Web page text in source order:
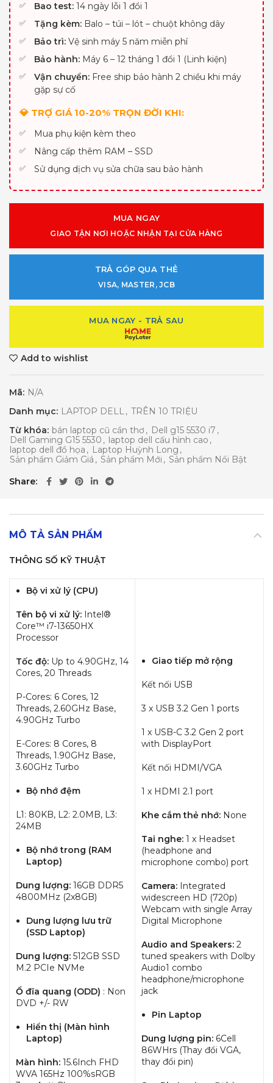
Bao test: 14 ngày lỗi 1 đổi 1
Tặng kèm: Balo – túi – lót – chuột không dây
Bảo trì: Vệ sinh máy 5 năm miễn phí
Bảo hành: Máy 6 – 12 tháng 1 đổi 1 (Linh kiện)
Vận chuyển: Free ship bảo hành 2 chiều khi máy
gặp sự cố
💎 TRỢ GIÁ 10-20% TRỌN ĐỜI KHI:
Mua phụ kiện kèm theo
Nâng cấp thêm RAM – SSD
Sử dụng dịch vụ sửa chữa sau bảo hành
MUA NGAY
GIAO TẬN NƠI HOẶC NHẬN TẠI CỬA HÀNG
TRẢ GÓP QUA THẺ
VISA, MASTER, JCB
MUA NGAY - TRẢ SAU
Add to wishlist
Mã: N/A
Danh mục: LAPTOP DELL, TRÊN 10 TRIỆU
Từ khóa: bán laptop cũ cần thơ , Dell g15 5530 i7 ,
Dell Gaming G15 5530 , laptop dell cấu hình cao ,
laptop dell đồ họa , Laptop Huỳnh Long ,
Sản phẩm Giảm Giá , Sản phẩm Mới , Sản phẩm Nổi Bật
Share
MÔ TẢ SẢN PHẨM
THÔNG SỐ KỸ THUẬT
Bộ vi xử lý (CPU)
Tên bộ vi xử lý: Intel®
Core™ i7-13650HX
Processor
Tốc độ: Up to 4.90GHz, 14
Cores, 20 Threads
P-Cores: 6 Cores, 12
Threads, 2.60GHz Base,
4.90GHz Turbo
E-Cores: 8 Cores, 8
Threads, 1.90GHz Base,
3.60GHz Turbo
Bộ nhớ đệm
L1: 80KB, L2: 2.0MB, L3:
24MB
Bộ nhớ trong (RAM
Laptop)
Dung lượng: 16GB DDR5
4800MHz (2x8GB)
Dung lượng lưu trữ
(SSD Laptop)
Dung lượng: 512GB SSD
M.2 PCIe NVMe
Ổ đĩa quang (ODD) : Non
DVD +/- RW
Hiển thị (Màn hình
Laptop)
Màn hình: 15.6Inch FHD
WVA 165Hz 100%sRGB
Giao tiếp mở rộng
Kết nối USB
3 x USB 3.2 Gen 1 ports
1 x USB-C 3.2 Gen 2 port
with DisplayPort
Kết nối HDMI/VGA
1 x HDMI 2.1 port
Khe cắm thẻ nhớ: None
Tai nghe: 1 x Headset
(headphone and
microphone combo) port
Camera: Integrated
widescreen HD (720p)
Webcam with single Array
Digital Microphone
Audio and Speakers: 2
tuned speakers with Dolby
Audio1 combo
headphone/microphone
jack
Pin Laptop
Dung lượng pin: 6Cell
86WHrs (Thay đổi VGA,
thay đổi pin)